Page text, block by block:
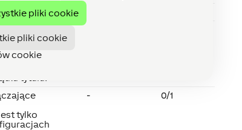
pliki cookie
pliki cookie
cookie
przycisku
tytułu.
tylko
- 0/1